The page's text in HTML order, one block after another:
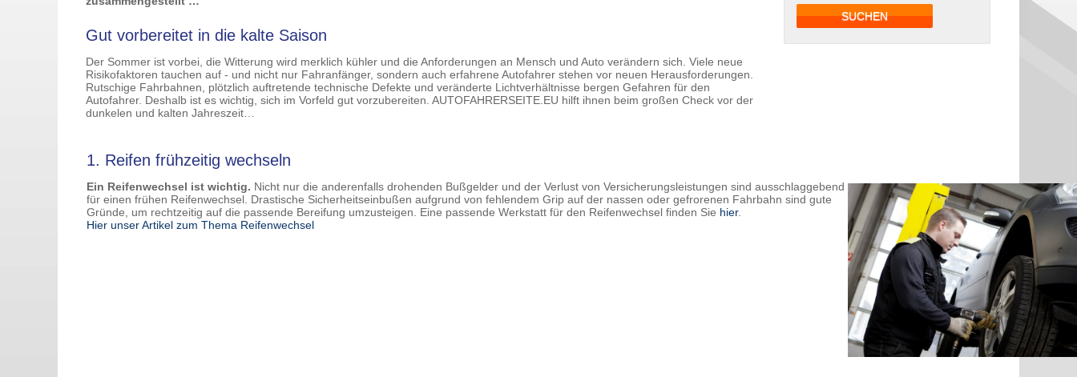
Gut vorbereitet in die kalte Saison
Der Sommer ist vorbei, die Witterung wird merklich kühler und die Anforderungen an Mensch und Auto verändern sich. Viele neue
Risikofaktoren tauchen auf - und nicht nur Fahranfänger, sondern auch erfahrene Autofahrer stehen vor neuen Herausforderungen.
Rutschige Fahrbahnen, plötzlich auftretende technische Defekte und veränderte Lichtverhältnisse bergen Gefahren für den
Autofahrer. Deshalb ist es wichtig, sich im Vorfeld gut vorzubereiten. AUTOFAHRERSEITE.EU hilft ihnen beim großen Check vor der
dunkelen und kalten Jahreszeit…
1. Reifen frühzeitig wechseln
Ein Reifenwechsel ist wichtig. Nicht nur die anderenfalls drohenden Bußgelder und der Verlust von Versicherungsleistungen sind ausschlaggebend
für einen frühen Reifenwechsel. Drastische Sicherheitseinbußen aufgrund von fehlendem Grip auf der nassen oder gefrorenen Fahrbahn sind gute
Gründe, um rechtzeitig auf die passende Bereifung umzusteigen. Eine passende Werkstatt für den Reifenwechsel finden Sie hier.
Hier unser Artikel zum Thema Reifenwechsel